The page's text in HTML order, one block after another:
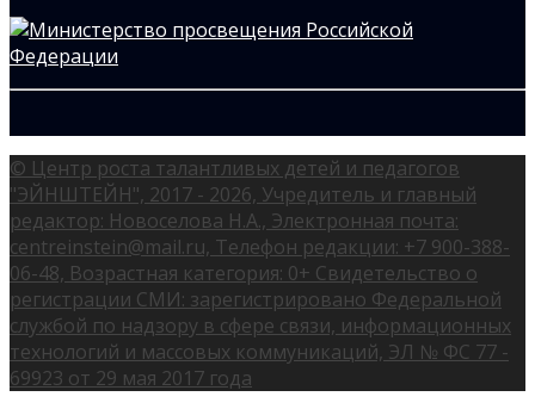
© Центр роста талантливых детей и педагогов
"ЭЙНШТЕЙН", 2017 - 2026, Учредитель и главный
редактор: Новоселова Н.А., Электронная почта:
centreinstein@mail.ru, Телефон редакции: +7 900-388-
06-48, Возрастная категория: 0+ Свидетельство о
регистрации СМИ: зарегистрировано Федеральной
службой по надзору в сфере связи, информационных
технологий и массовых коммуникаций, ЭЛ № ФС 77 -
69923 от 29 мая 2017 года